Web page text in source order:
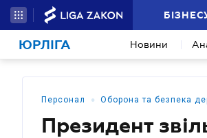
ЮРЛІГА Новини
Персонал • Оборона та безпека
Президент